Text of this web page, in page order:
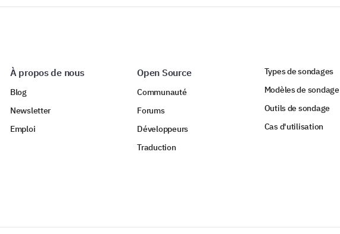
À propos de nous
Blog
Newsletter
Emploi
Open Source
Communauté
Forums
Développeurs
Traduction
Types de sondages
Modèles de sondage
Outils de sondage
Cas d'utilisation